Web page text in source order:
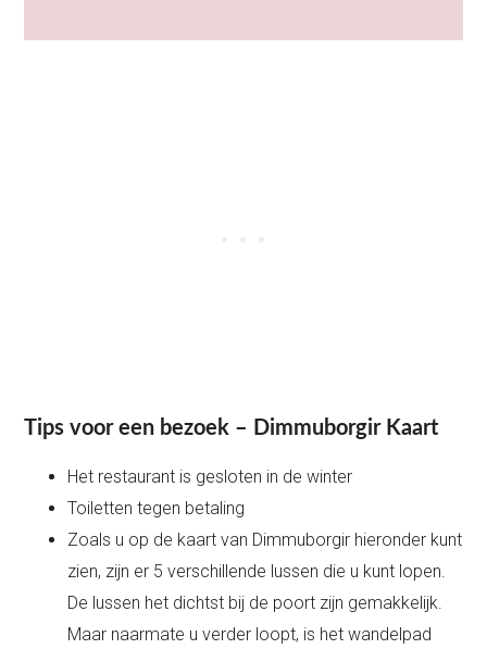
Tips voor een bezoek – Dimmuborgir Kaart
Het restaurant is gesloten in de winter
Toiletten tegen betaling
Zoals u op de kaart van Dimmuborgir hieronder kunt
zien, zijn er 5 verschillende lussen die u kunt lopen.
De lussen het dichtst bij de poort zijn gemakkelijk.
Maar naarmate u verder loopt, is het wandelpad